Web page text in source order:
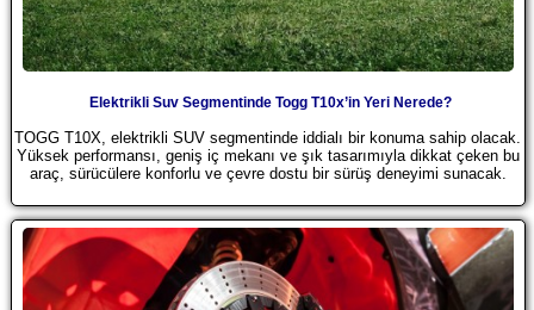
Elektrikli Suv Segmentinde Togg T10x’in Yeri Nerede?
TOGG T10X, elektrikli SUV segmentinde iddialı bir konuma sahip olacak.
Yüksek performansı, geniş iç mekanı ve şık tasarımıyla dikkat çeken bu
araç, sürücülere konforlu ve çevre dostu bir sürüş deneyimi sunacak.